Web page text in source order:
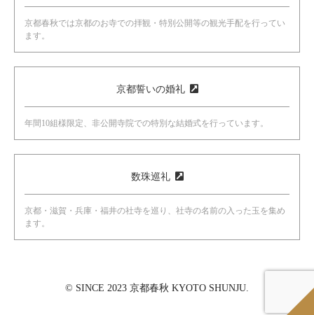
京都春秋では京都のお寺での拝観・特別公開等の観光手配を行ってい
ます。
京都誓いの婚礼
年間10組様限定、非公開寺院での特別な結婚式を行っています。
数珠巡礼
京都・滋賀・兵庫・福井の社寺を巡り、社寺の名前の入った玉を集め
ます。
© SINCE 2023 京都春秋 KYOTO SHUNJU.